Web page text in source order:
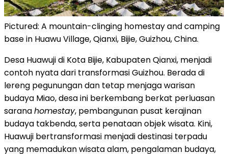
Pictured: A mountain-clinging homestay and camping
base in Huawu Village, Qianxi, Bijie, Guizhou, China.
Desa Huawuji di Kota Bijie, Kabupaten Qianxi, menjadi
contoh nyata dari transformasi Guizhou. Berada di
lereng pegunungan dan tetap menjaga warisan
budaya Miao, desa ini berkembang berkat perluasan
saranahomestay, pembangunan pusat kerajinan
budaya takbenda, serta penataan objek wisata. Kini,
Huawuji bertransformasi menjadi destinasi terpadu
yang memadukan wisata alam, pengalaman budaya,